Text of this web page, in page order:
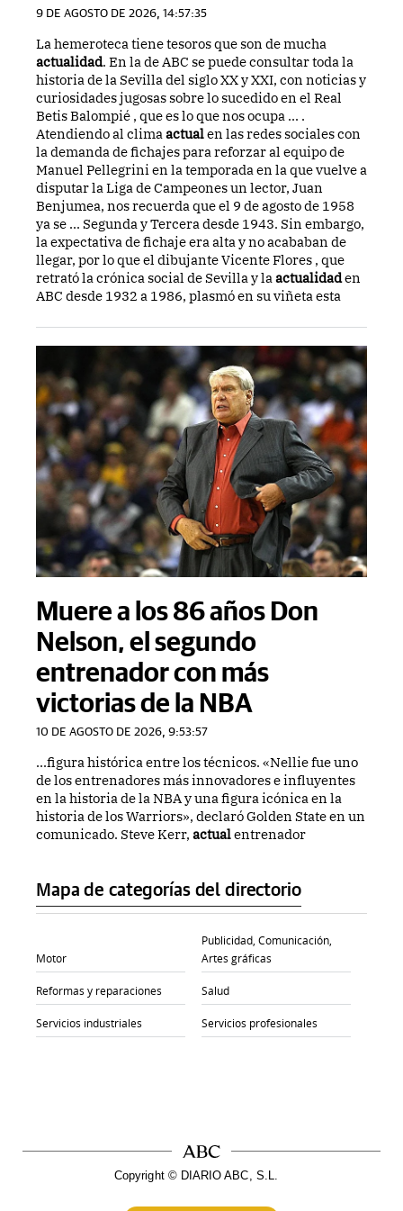
9 DE AGOSTO DE 2026, 14:57:35
La hemeroteca tiene tesoros que son de mucha
actualidad. En la de ABC se puede consultar toda la
historia de la Sevilla del siglo XX y XXI, con noticias y
curiosidades jugosas sobre lo sucedido en el Real
Betis Balompié , que es lo que nos ocupa ... .
Atendiendo al climaactualen las redes sociales con
la demanda de fichajes para reforzar al equipo de
Manuel Pellegrini en la temporada en la que vuelve a
disputar la Liga de Campeones un lector, Juan
Benjumea, nos recuerda que el 9 de agosto de 1958
ya se ... Segunda y Tercera desde 1943. Sin embargo,
la expectativa de fichaje era alta y no acababan de
llegar, por lo que el dibujante Vicente Flores , que
retrató la crónica social de Sevilla y laactualidaden
ABC desde 1932 a 1986, plasmó en su viñeta esta
Muere a los 86 años Don
Nelson, el segundo
entrenador con más
victorias de la NBA
10 DE AGOSTO DE 2026, 9:53:57
...figura histórica entre los técnicos. «Nellie fue uno
de los entrenadores más innovadores e influyentes
en la historia de la NBA y una figura icónica en la
historia de los Warriors», declaró Golden State en un
comunicado. Steve Kerr,actualentrenador
Mapa de categorías del directorio
Motor
Publicidad, Comunicación,
Artes gráficas
Reformas y reparaciones Salud
Servicios industriales Servicios profesionales
Copyright © DIARIO ABC, S.L.